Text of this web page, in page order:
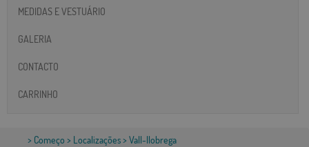
MEDIDAS E VESTUÁRIO
GALERIA
CONTACTO
CARRINHO
> Começo > Localizações> Vall-llobrega